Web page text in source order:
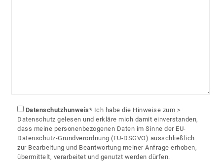
Datenschutzhunweis* Ich habe die Hinweise zum >
Datenschutz gelesen und erkläre mich damit einverstanden,
dass meine personenbezogenen Daten im Sinne der EU-
Datenschutz-Grundverordnung (EU-DSGVO) ausschließlich
zur Bearbeitung und Beantwortung meiner Anfrage erhoben,
übermittelt, verarbeitet und genutzt werden dürfen.